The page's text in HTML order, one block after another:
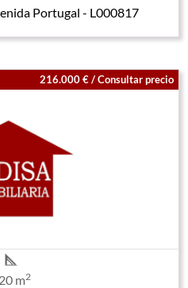
Portugal - L000817
216.000 € / Consultar precio
m2